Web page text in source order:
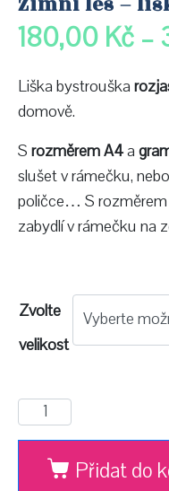
180,00 Kč –
Liška bystrouška
domově.
S rozměrem A4a
slušet v rámečku,
poličce… S rozměrem
zabydlí v rámečku na
Zvolte
velikost
Přidat do